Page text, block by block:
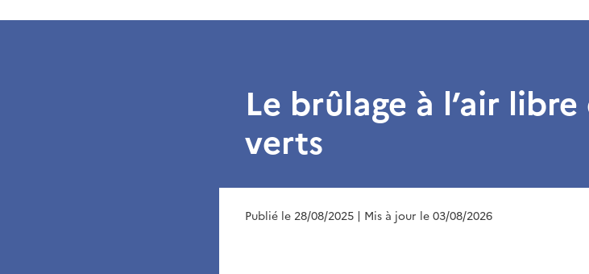
Le brûlage à l’air
verts
Publié le 28/08/2025 | Mis à jour le 03/08/2026